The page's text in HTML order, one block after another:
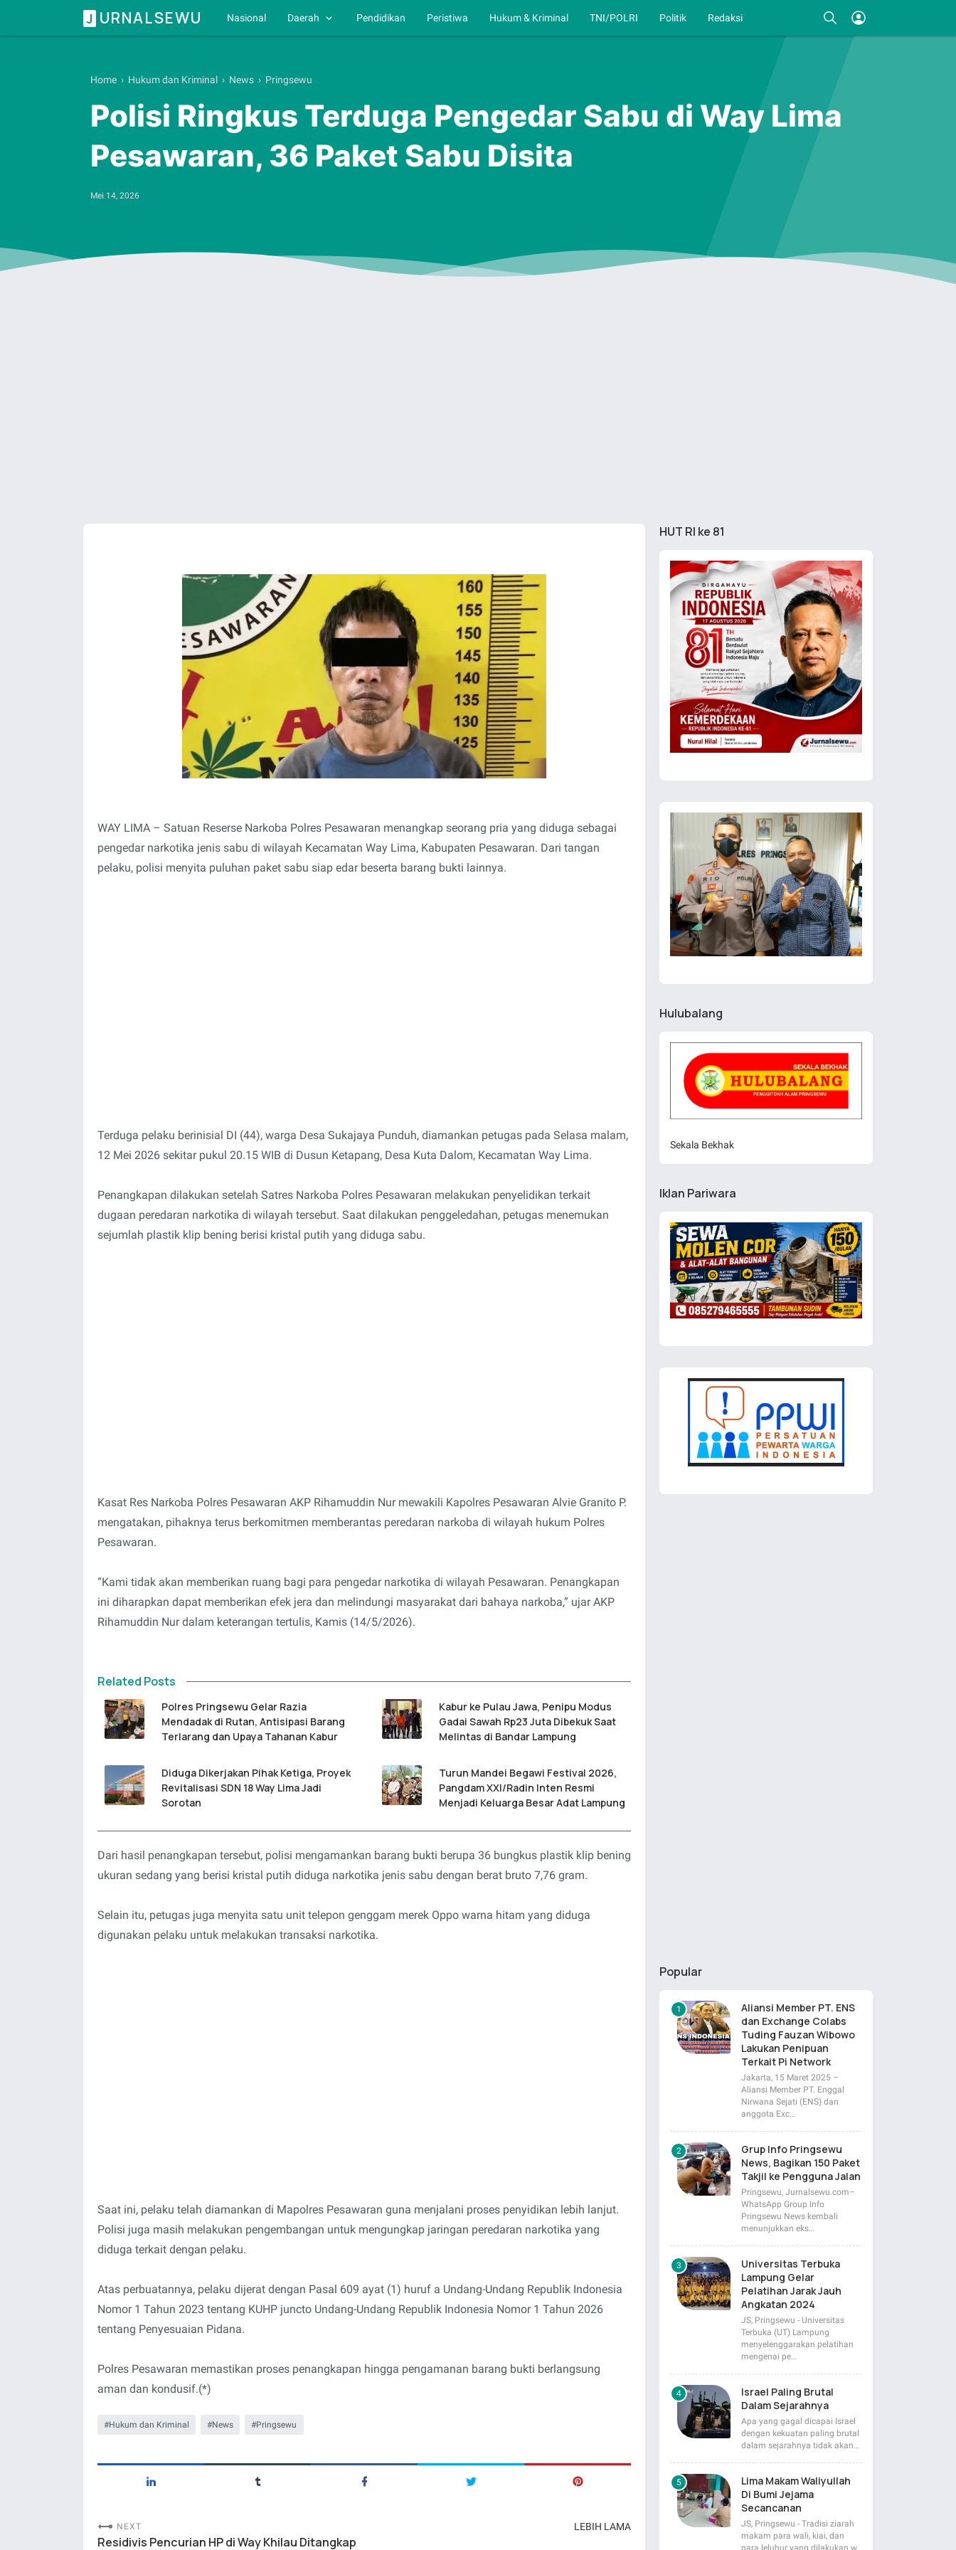
J URNALSEWU Nasional Daerah Pendidikan Peristiwa Hukum & Kriminal TNI/POLRI Politik Redaksi
Home › Hukum dan Kriminal › News › Pringsewu
Polisi Ringkus Terduga Pengedar Sabu di Way Lima
Pesawaran, 36 Paket Sabu Disita
Mei 14, 2026
WAY LIMA – Satuan Reserse Narkoba Polres Pesawaran menangkap seorang pria yang diduga sebagai
pengedar narkotika jenis sabu di wilayah Kecamatan Way Lima, Kabupaten Pesawaran. Dari tangan
pelaku, polisi menyita puluhan paket sabu siap edar beserta barang bukti lainnya.
Terduga pelaku berinisial DI (44), warga Desa Sukajaya Punduh, diamankan petugas pada Selasa malam,
12 Mei 2026 sekitar pukul 20.15 WIB di Dusun Ketapang, Desa Kuta Dalom, Kecamatan Way Lima.
Penangkapan dilakukan setelah Satres Narkoba Polres Pesawaran melakukan penyelidikan terkait
dugaan peredaran narkotika di wilayah tersebut. Saat dilakukan penggeledahan, petugas menemukan
sejumlah plastik klip bening berisi kristal putih yang diduga sabu.
Kasat Res Narkoba Polres Pesawaran AKP Rihamuddin Nur mewakili Kapolres Pesawaran Alvie Granito P.
mengatakan, pihaknya terus berkomitmen memberantas peredaran narkoba di wilayah hukum Polres
Pesawaran.
“Kami tidak akan memberikan ruang bagi para pengedar narkotika di wilayah Pesawaran. Penangkapan
ini diharapkan dapat memberikan efek jera dan melindungi masyarakat dari bahaya narkoba,” ujar AKP
Rihamuddin Nur dalam keterangan tertulis, Kamis (14/5/2026).
Related Posts
Polres Pringsewu Gelar Razia
Mendadak di Rutan, Antisipasi Barang
Terlarang dan Upaya Tahanan Kabur
Kabur ke Pulau Jawa, Penipu Modus
Gadai Sawah Rp23 Juta Dibekuk Saat
Melintas di Bandar Lampung
Diduga Dikerjakan Pihak Ketiga, Proyek
Revitalisasi SDN 18 Way Lima Jadi
Sorotan
Turun Mandei Begawi Festival 2026,
Pangdam XXI/Radin Inten Resmi
Menjadi Keluarga Besar Adat Lampung
Dari hasil penangkapan tersebut, polisi mengamankan barang bukti berupa 36 bungkus plastik klip bening
ukuran sedang yang berisi kristal putih diduga narkotika jenis sabu dengan berat bruto 7,76 gram.
Selain itu, petugas juga menyita satu unit telepon genggam merek Oppo warna hitam yang diduga
digunakan pelaku untuk melakukan transaksi narkotika.
Saat ini, pelaku telah diamankan di Mapolres Pesawaran guna menjalani proses penyidikan lebih lanjut.
Polisi juga masih melakukan pengembangan untuk mengungkap jaringan peredaran narkotika yang
diduga terkait dengan pelaku.
Atas perbuatannya, pelaku dijerat dengan Pasal 609 ayat (1) huruf a Undang-Undang Republik Indonesia
Nomor 1 Tahun 2023 tentang KUHP juncto Undang-Undang Republik Indonesia Nomor 1 Tahun 2026
tentang Penyesuaian Pidana.
Polres Pesawaran memastikan proses penangkapan hingga pengamanan barang bukti berlangsung
aman dan kondusif.(*)
Hukum dan Kriminal News Pringsewu
NEXT
Residivis Pencurian HP di Way Khilau Ditangkap
LEBIH LAMA
HUT RI ke 81
Hulubalang
Sekala Bekhak
Iklan Pariwara
Popular
Aliansi Member PT. ENS
dan Exchange Colabs
Tuding Fauzan Wibowo
Lakukan Penipuan
Terkait Pi Network
Jakarta, 15 Maret 2025 –
Aliansi Member PT. Enggal
Nirwana Sejati (ENS) dan
anggota Exc…
Grup Info Pringsewu
News, Bagikan 150 Paket
Takjil ke Pengguna Jalan
Pringsewu, Jurnalsewu.com–
WhatsApp Group Info
Pringsewu News kembali
menunjukkan eks…
Universitas Terbuka
Lampung Gelar
Pelatihan Jarak Jauh
Angkatan 2024
JS, Pringsewu - Universitas
Terbuka (UT) Lampung
menyelenggarakan pelatihan
mengenai pe…
Israel Paling Brutal
Dalam Sejarahnya
Apa yang gagal dicapai Israel
dengan kekuatan paling brutal
dalam sejarahnya tidak akan…
Lima Makam Waliyullah
Di Bumi Jejama
Secancanan
JS, Pringsewu - Tradisi ziarah
makam para wali, kiai, dan
para leluhur yang dilakukan w…